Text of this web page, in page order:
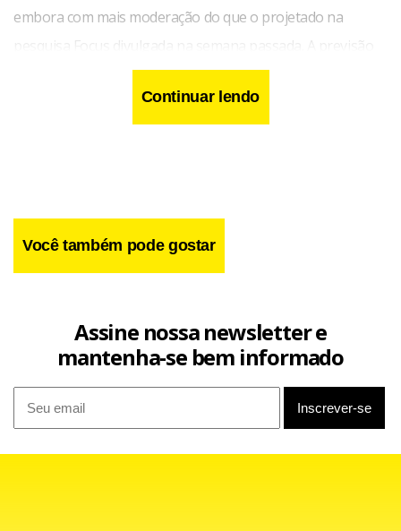
embora com mais moderação do que o projetado na
pesquisa Focus divulgada na semana passada. A previsão
para a Selic ao final de 2013 caiu de 10% para 9,75%, o que
reafirmaria a expectativa de uma taxa em um dígito por um
Continuar lendo
Você também pode gostar
Assine nossa newsletter e
mantenha-se bem informado